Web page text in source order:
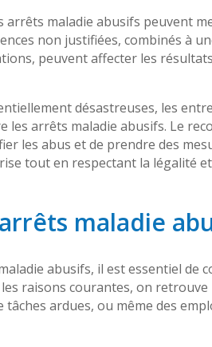
arrêts maladie abusifs peuvent
non justifiées, combinés à
peuvent affecter les
désastreuses, les
arrêts maladie abusifs. Le
les abus et de prendre des
tout en respectant la légalité
maladie
abusifs, il est essentiel de
raisons courantes, on
ardues, ou même des